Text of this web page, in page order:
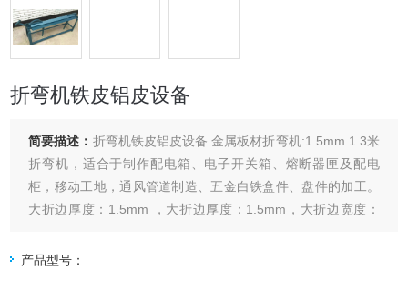
折弯机铁皮铝皮设备
简要描述： 折弯机铁皮铝皮设备 金属板材折弯机:1.5mm 1.3米
折弯机，适合于制作配电箱、电子开关箱、熔断器匣及配电
柜，移动工地，通风管道制造、五金白铁盒件、盘件的加工。
大折边厚度：1.5mm ，大折边厚度：1.5mm，大折边宽度：
产品型号：